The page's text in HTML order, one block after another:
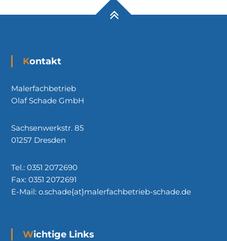
Kontakt
Malerfachbetrieb
Olaf Schade GmbH
Sachsenwerkstr. 85
01257 Dresden
Tel.: 0351 2072690
Fax: 0351 2072691
E-Mail: o.schade{at}malerfachbetrieb-schade.de
Wichtige Links